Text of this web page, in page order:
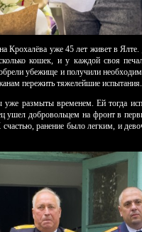
Крохалёва уже 45 лет живет в
кошек, и у каждой своя
убежище и получили
пережить тяжелейшие испытания.
размыты временем. Ей тогда
ушел добровольцем на фронт в
ранение было легким, и